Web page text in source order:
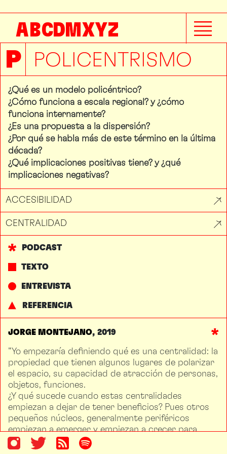
ABCDMXYZ
P POLICENTRISMO
¿Qué es un modelo policéntrico?
¿Cómo funciona a escala regional? y ¿cómo
funciona internamente?
¿Es una propuesta a la dispersión?
¿Por qué se habla más de este término en la última
década?
¿Qué implicaciones positivas tiene? y ¿qué
implicaciones negativas?
PODCAST
TEXTO
ENTREVISTA
REFERENCIA
ACCESIBILIDAD
CENTRALIDAD
JORGE MONTEJANO 2019
"Yo empezaría definiendo qué es una centralidad: la
propiedad que tienen algunos lugares de polarizar
el espacio, su capacidad de atracción de personas,
objetos, funciones.
¿Y qué sucede cuando estas centralidades
empiezan a dejar de tener beneficios? Pues otros
pequeños núcleos, generalmente periféricos
empiezan a emerger y empiezan a crecer para
poder volver a aprovechar estas economías de
aglomeración. En términos de sustentabilidad,